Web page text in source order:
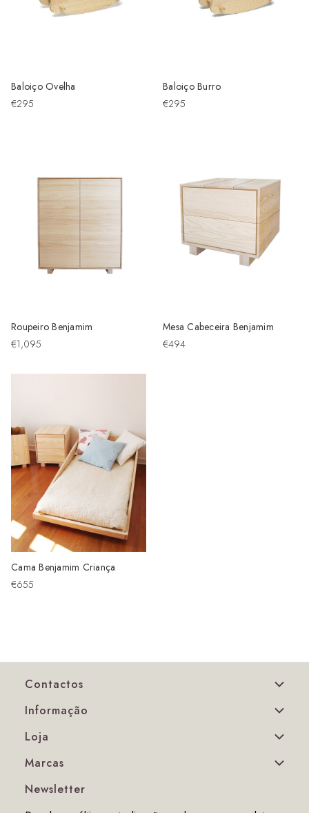
Baloiço Ovelha
€295
Baloiço Burro
€295
Roupeiro Benjamim
€1,095
Mesa Cabeceira Benjamim
€494
Cama Benjamim Criança
€655
Contactos
Informação
Loja
Marcas
Newsletter